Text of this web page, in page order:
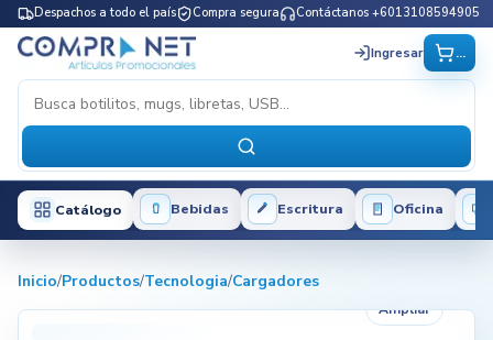
Despachos a todo el país Compra segura Contáctanos +6013108594905
Ingresar ...
Catálogo Bebidas Escritura Oficina
Inicio/Productos/Tecnologia/Cargadores
Ampliar